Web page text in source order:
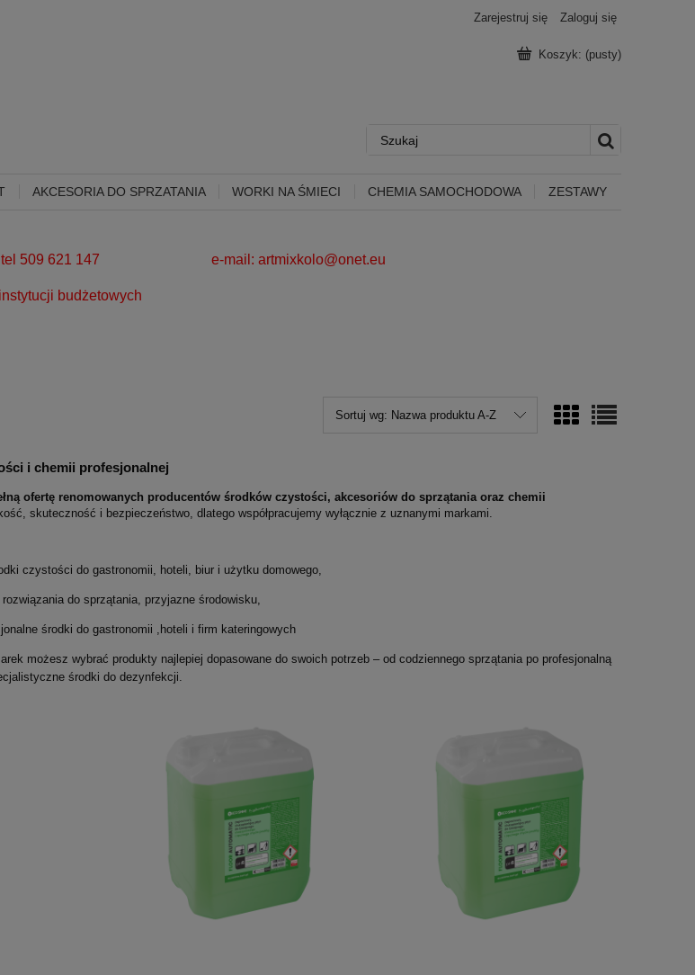
Zarejestruj się Zaloguj się
Koszyk: (pusty)
AKCESORIA DO SPRZATANIA WORKI NA ŚMIECI CHEMIA SAMOCHODOWA ZESTAWY
tel 509 621 147 e-mail: artmixkolo@onet.eu
Sortuj wg: Nazwa produktu A-Z
i chemii profesjonalnej
ofertę renomowanych producentów środków czystości, akcesoriów do sprzątania oraz chemii
skuteczność i bezpieczeństwo, dlatego współpracujemy wyłącznie z uznanymi markami.
czystości do gastronomii, hoteli, biur i użytku domowego,
do sprzątania, przyjazne środowisku,
środki do gastronomii ,hoteli i firm kateringowych
możesz wybrać produkty najlepiej dopasowane do swoich potrzeb – od codziennego sprzątania po profesjonalną
środki do dezynfekcji.